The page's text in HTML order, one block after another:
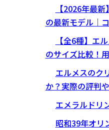
【2026年最
の最新モデル｜
【全6種】エ
のサイズ比較！
エルメスのク
か？実際の評判
エメラルドリ
昭和39年オリ